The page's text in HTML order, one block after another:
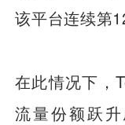
该平台连续第
在此情况下，
流量份额跃